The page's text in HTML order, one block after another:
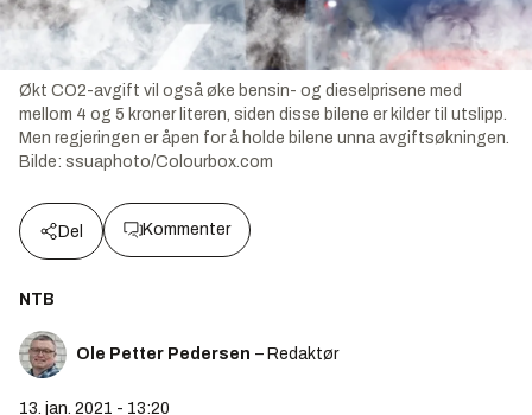
Økt CO2-avgift vil også øke bensin- og dieselprisene med
mellom 4 og 5 kroner literen, siden disse bilene er kilder til utslipp.
Men regjeringen er åpen for å holde bilene unna avgiftsøkningen.
Bilde: ssuaphoto/Colourbox.com
Del Kommenter
NTB
Ole Petter Pedersen – Redaktør
13. jan. 2021 - 13:20